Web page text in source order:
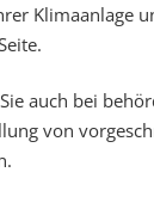
Klimaanlage
auch bei
von